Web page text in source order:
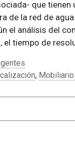
que
de la red de
el análisis del
tiempo de
, Mobiliario